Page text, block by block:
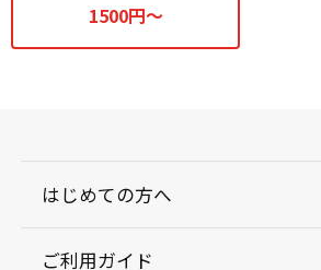
1500円～
はじめての方へ
ご利用ガイド